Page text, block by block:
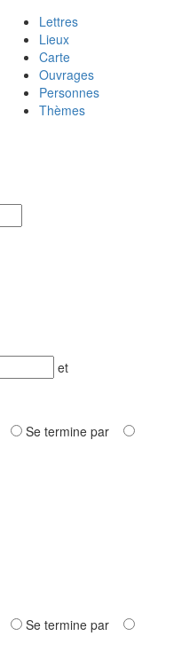
Lettres
Lieux
Carte
Ouvrages
Personnes
Thèmes
et
Se termine par
Se termine par